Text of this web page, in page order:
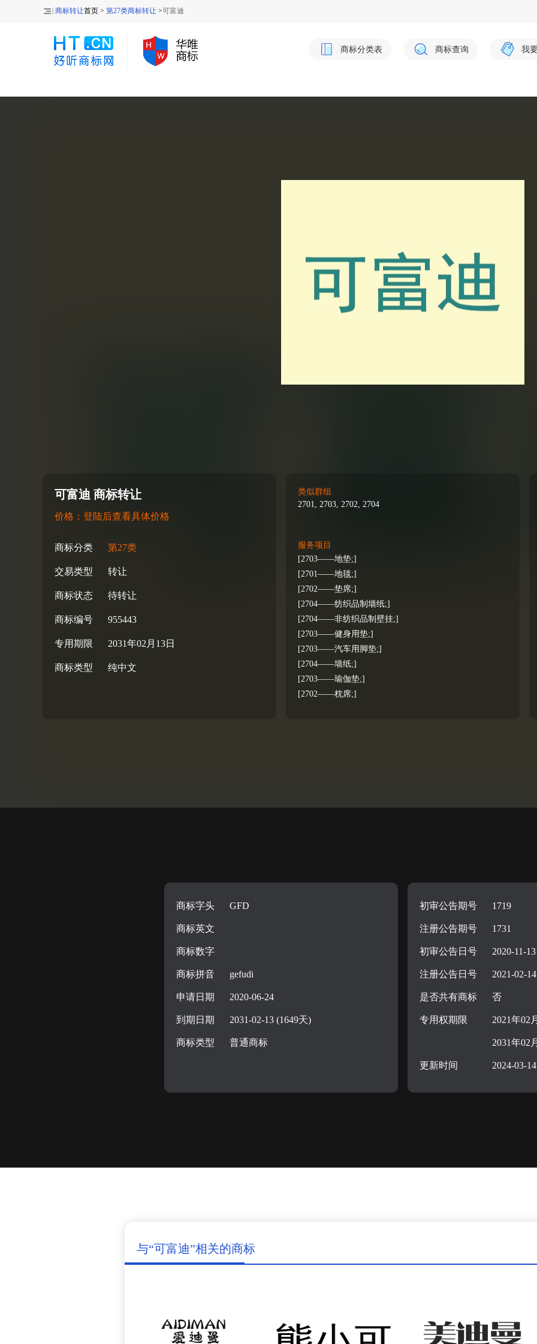
商标转让首页 > 第27类商标转让 >可富迪
商标分类表 商标查询 我
可富迪 商标转让
价格：登陆后查看具体价格
商标分类 第27类
交易类型 转让
商标状态 待转让
商标编号 955443
专用期限 2031年02月13日
商标类型 纯中文
类似群组
2701, 2703, 2702, 2704
服务项目
[2703——地垫;]
[2701——地毯;]
[2702——垫席;]
[2704——纺织品制墙纸;]
[2704——非纺织品制壁挂;]
[2703——健身用垫;]
[2703——汽车用脚垫;]
[2704——墙纸;]
[2703——瑜伽垫;]
[2702——枕席;]
商标字头 GFD
商标英文
商标数字
商标拼音 gefudi
申请日期 2020-06-24
到期日期 2031-02-13 (1649天)
商标类型 普通商标
初审公告期号 1719
注册公告期号 1731
初审公告日号 2020-11-13
注册公告日号 2021-02-14
是否共有商标 否
专用权期限 2021年02
2031年02
更新时间 2024-03-14
与“可富迪”相关的商标